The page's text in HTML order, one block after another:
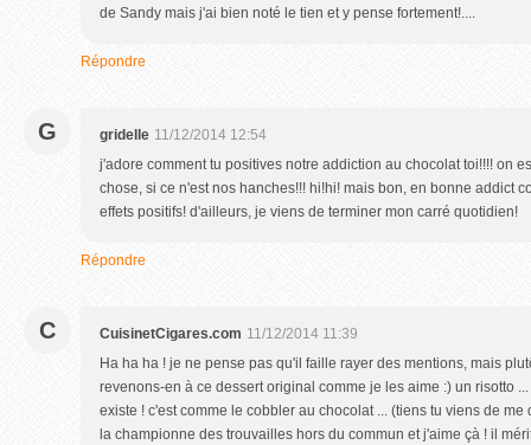
de Sandy mais j'ai bien noté le tien et y pense fortement!....
Répondre
G gridelle 11/12/2014 12:54
j'adore comment tu positives notre addiction au chocolat toi!!!! on
chose, si ce n'est nos hanches!!! hi!hi! mais bon, en bonne addict
effets positifs! d'ailleurs, je viens de terminer mon carré quotidien!
Répondre
C CuisinetCigares.com 11/12/2014 11:39
Ha ha ha ! je ne pense pas qu'il faille rayer des mentions, mais
revenons-en à ce dessert original comme je les aime :) un risotto
existe ! c'est comme le cobbler au chocolat ... (tiens tu viens de me
la championne des trouvailles hors du commun et j'aime çà ! il